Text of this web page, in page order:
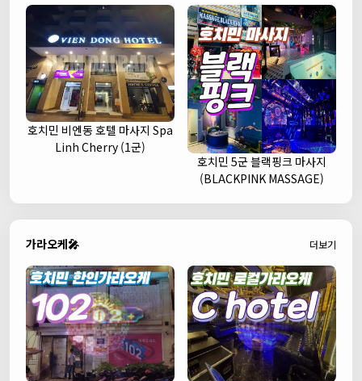
호치민 비엔동 호텔 마사지 Spa
Linh Cherry (1군)
호치민 5군 블랙핑크 마사지
(BLACKPINK MASSAGE)
가라오케🎤 더보기